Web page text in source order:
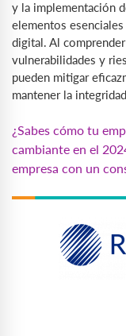
y la implementación
elementos
digital. Al
vulnerabilidades y
pueden mitigar
mantener la
¿Sabes cómo tu
cambiante en el
empresa con un